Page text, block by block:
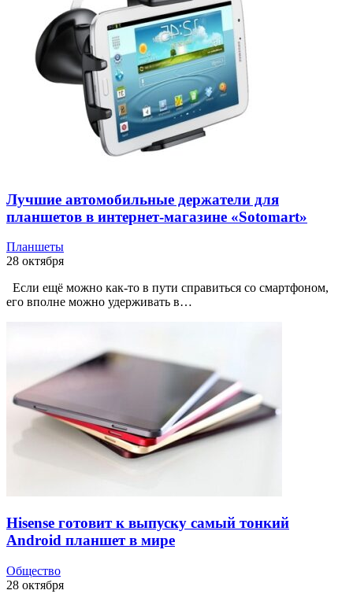
Лучшие автомобильные держатели для
планшетов в интернет-магазине «Sotomart»
Планшеты
28 октября
Если ещё можно как-то в пути справиться со смартфоном,
его вполне можно удерживать в…
Hisense готовит к выпуску самый тонкий
Android планшет в мире
Общество
28 октября